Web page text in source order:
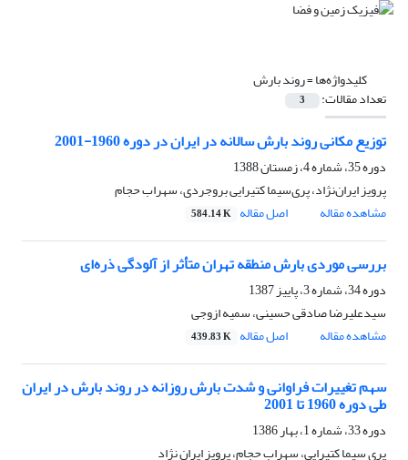
کلیدواژه‌ها =روند بارش
تعداد مقالات: 3
توزیع مکانی روند بارش سالانه در ایران در دوره 1960-2001
دوره 35، شماره 4، زمستان 1388
پرویز ایران‌نژاد، پری‌سیما کتیرایی بروجردی، سهراب حجام
مشاهده مقاله
اصل مقاله 584.14 K
بررسی موردی بارش منطقه تهران متأثر از آلودگی ذره‌ای
دوره 34، شماره 3، پاییز 1387
سیدعلیرضا صادقی حسینی، سمیه ازوجی
مشاهده مقاله
اصل مقاله 439.83 K
سهم تغییرات فراوانی و شدت بارش روزانه در روند بارش در ایران
طی دوره 1960 تا 2001
دوره 33، شماره 1، بهار 1386
پری سیما کتیرایی، سهراب حجام، پرویز ایران نژاد